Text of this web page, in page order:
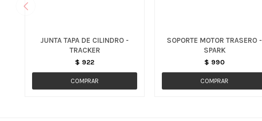
JUNTA TAPA DE CILINDRO -
TRACKER
$ 922
SOPORTE MOTOR TRASERO -
SPARK
$ 990